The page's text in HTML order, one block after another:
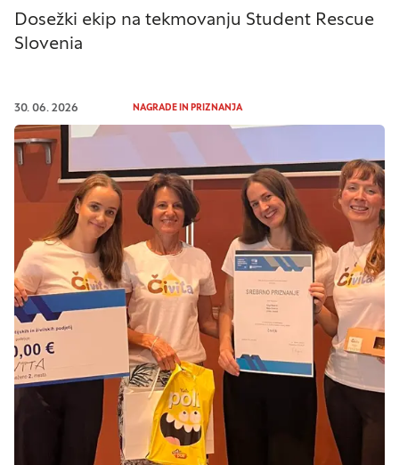
Dosežki ekip na tekmovanju Student Rescue
Slovenia
30. 06. 2026 NAGRADE IN PRIZNANJA